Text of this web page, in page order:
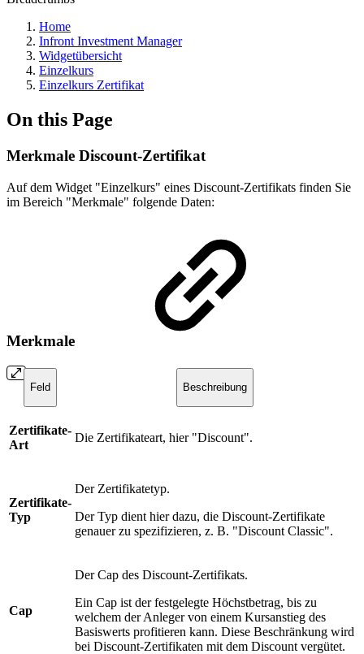
Home
Infront Investment Manager
Widgetübersicht
Einzelkurs
Einzelkurs Zertifikat
On this Page
Merkmale Discount-Zertifikat
Auf dem Widget "Einzelkurs" eines Discount-Zertifikats finden Sie
im Bereich "Merkmale" folgende Daten:
Merkmale
Feld Beschreibung
Zertifikate-
Art
Die Zertifikateart, hier "Discount".
Zertifikate-
Typ
Der Zertifikatetyp.
Der Typ dient hier dazu, die Discount-Zertifikate
genauer zu spezifizieren, z. B. "Discount Classic".
Cap
Der Cap des Discount-Zertifikats.
Ein Cap ist der festgelegte Höchstbetrag, bis zu
welchem der Anleger von einem Kursanstieg des
Basiswerts profitieren kann. Diese Beschränkung wird
bei Discount-Zertifikaten mit dem Discount vergütet.